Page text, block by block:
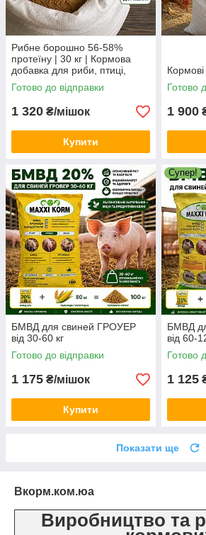
Рибне борошно 56-58%
протеїну | 30 кг | Кормова
добавка для риби, птиці,
свиней
Готово до відправки
1 320 ₴/мішок
Купити
Кормові
Готово
1 900
БМВД для свиней ГРОУЕР
від 30-60 кг
Готово до відправки
1 175 ₴/мішок
Купити
Супер!
БМВД
від 60-
Готово
1 125
Показати ще
Вкорм.ком.юа
Виробництво та